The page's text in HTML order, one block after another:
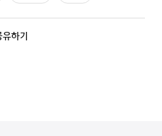
유하기